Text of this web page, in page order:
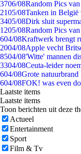
3706/08Random Pics
2105/08Tanken in
3405/08Dirk sluit
1205/08Random Pics
604/08Kraftwerk brengt
2004/08Apple vecht
8504/08'Witte' mannen
3304/08Ceuta-leider
604/08Grote natuurbrand
604/08FOK! was even
Laatste items
Laatste items
Toon berichten uit deze
Actueel
Entertainment
Sport
Film & Tv